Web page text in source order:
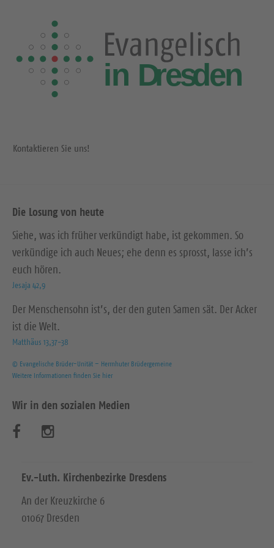
e
i
t
e
e
i
Kontaktieren Sie uns!
Die Losung von heute
Siehe, was ich früher verkündigt habe, ist gekommen. So
verkündige ich auch Neues; ehe denn es sprosst, lasse ich’s
euch hören.
Jesaja 42,9
Der Menschensohn ist’s, der den guten Samen sät. Der Acker
ist die Welt.
Matthäus 13,37-38
© Evangelische Brüder-Unität – Herrnhuter Brüdergemeine
Weitere Informationen finden Sie hier
Wir in den sozialen Medien
s
u
c
s
u
c
Ev.-Luth. Kirchenbezirke Dresdens
An der Kreuzkirche 6
01067 Dresden